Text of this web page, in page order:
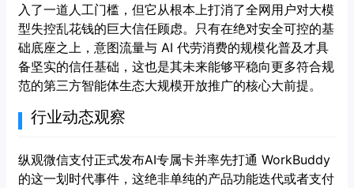
入了一道人工门槛，但它从根本上打消了全网用户对大模
型失控乱花钱的巨大信任顾虑。只有在绝对安全可控的基
础底座之上，意图流量与 AI 代劳消费的规模化普及才具
备坚实的信任基础，这也是其未来能够平稳向更多符合规
范的第三方智能体生态大规模开放推广的核心大前提。
行业动态观察
纵观微信支付正式发布AI专属卡并率先打通 WorkBuddy
的这一划时代事件，这绝非单纯的产品功能迭代或者支付